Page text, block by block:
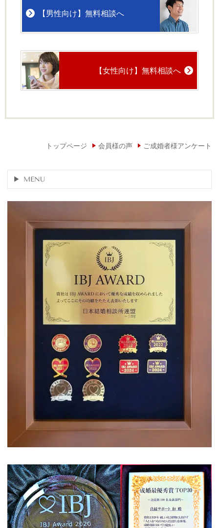
【男性向け】無料相談へ
【女性向け】無料相談へ
トップページ 会員様の声 ご成婚者様アンケート
MENU